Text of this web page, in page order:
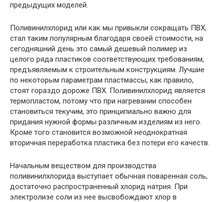
предыдущих моделей.
Поливинилхлорид или как мы привыкли сокращать ПВХ,
стал таким популярным благодаря своей стоимости, на
сегодняшний день это самый дешевый полимер из
целого ряда пластиков соответствующих требованиям,
предъявляемым к строительным конструкциям. Лучшие
по некоторым параметрам пластмассы, как правило,
стоят гораздо дороже ПВХ. Поливинилхлорид является
термопластом, потому что при нагревании способен
становиться текучим, это принципиально важно для
придания нужной формы различным изделиям из него.
Кроме того становится возможной неоднократная
вторичная переработка пластика без потери его качеств.
Начальным веществом для производства
поливинилхлорида выступает обычная поваренная соль,
достаточно распространенный хлорид натрия. При
электролизе соли из нее высвобождают хлор в